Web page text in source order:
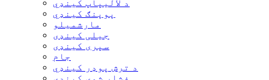
د لالیپاپ کینډي
پوپنګ کینډي
مارشميلو
جیلی کینډی
سپری کینډی
جام
د ترش پوډر کینډي
فشار شوی کینډی